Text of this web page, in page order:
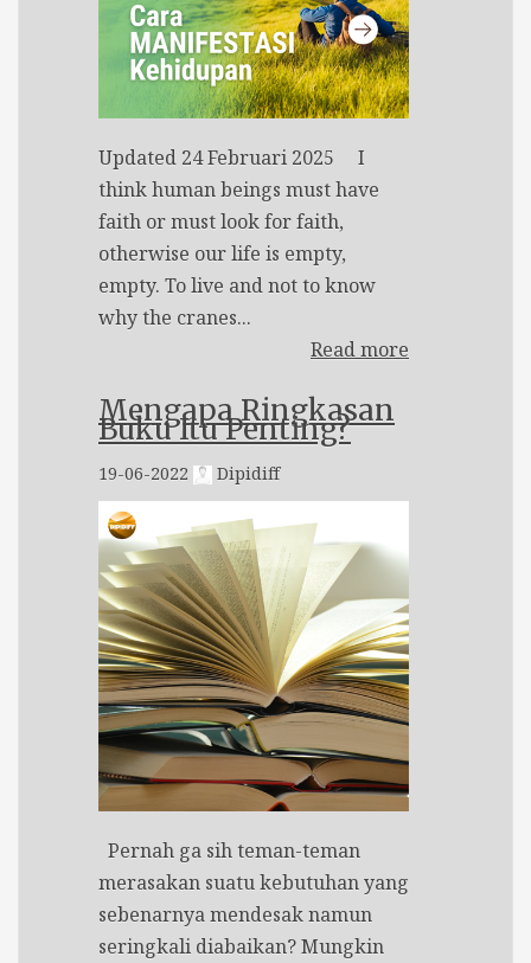
Updated 24 Februari 2025 I
think human beings must have
faith or must look for faith,
otherwise our life is empty,
empty. To live and not to know
why the cranes...
Read more
Mengapa Ringkasan
Buku Itu Penting?
19-06-2022 Dipidiff
Pernah ga sih teman-teman
merasakan suatu kebutuhan yang
sebenarnya mendesak namun
seringkali diabaikan? Mungkin